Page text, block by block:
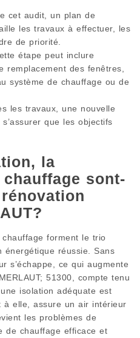
cet audit, un plan de
les travaux à effectuer, les
de priorité.
étape peut inclure
remplacement des fenêtres,
système de chauffage ou de
les travaux, une nouvelle
que les objectifs
la
sont-
forment le trio
énergétique réussie. Sans
s’échappe, ce qui augmente
51300, compte tenu
isolation adéquate est
à elle, assure un air intérieur
les problèmes de
de chauffage efficace et